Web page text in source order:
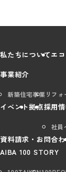
私たちについてエ
事業紹介
新築住宅事業 リフ
イベント拠点採用
社員
資料請求・お問合
AIBA 100 STORY